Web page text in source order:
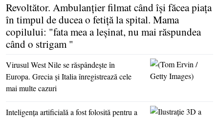
Revoltător. Ambulanţier filmat când îşi făcea piaţa
în timpul de ducea o fetiţă la spital. Mama
copilului: "fata mea a leşinat, nu mai răspundea
când o strigam "
Virusul West Nile se răspândeşte în
Europa. Grecia şi Italia înregistrează cele
mai multe cazuri
Inteligenţa artificială a fost folosită pentru a